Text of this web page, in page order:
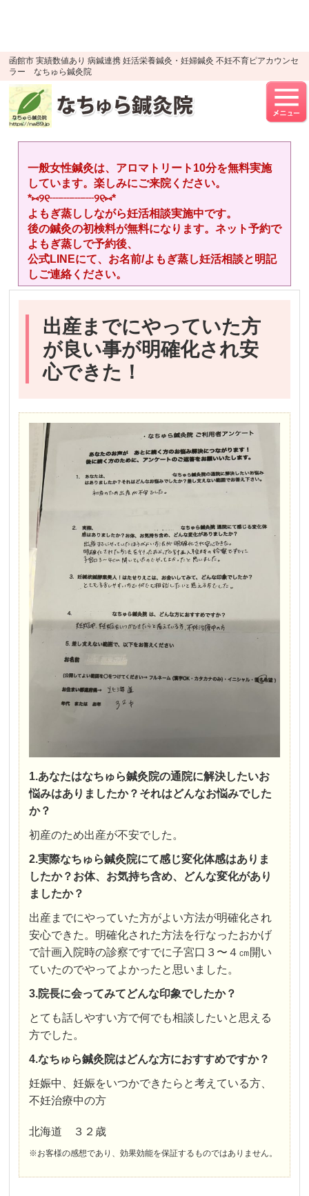
函館市 実績数値あり 病鍼連携 妊活栄養鍼灸・妊婦鍼灸 不妊不育ピアカウンセ
ラー なちゅら鍼灸院
一般女性鍼灸は、アロマトリート10分を無料実施
しています。楽しみにご来院ください。
*⑅︎୨୧┈︎┈︎┈︎┈︎୨୧⑅︎*
よもぎ蒸ししながら妊活相談実施中です。
後の鍼灸の初検料が無料になります。ネット予約で
よもぎ蒸しで予約後、
公式LINEにて、お名前/よもぎ蒸し妊活相談と明記
しご連絡ください。
出産までにやっていた方
が良い事が明確化され安
心できた！
1.あなたはなちゅら鍼灸院の通院に解決したいお
悩みはありましたか？それはどんなお悩みでした
か？
初産のため出産が不安でした。
2.実際なちゅら鍼灸院にて感じ変化体感はありま
したか？お体、お気持ち含め、どんな変化があり
ましたか？
出産までにやっていた方がよい方法が明確化され
安心できた。明確化された方法を行なったおかげ
で計画入院時の診察ですでに子宮口３〜４㎝開い
ていたのでやってよかったと思いました。
3.院長に会ってみてどんな印象でしたか？
とても話しやすい方で何でも相談したいと思える
方でした。
4.なちゅら鍼灸院はどんな方におすすめですか？
妊娠中、妊娠をいつかできたらと考えている方、
不妊治療中の方
北海道 ３２歳
※お客様の感想であり、効果効能を保証するものではありません。